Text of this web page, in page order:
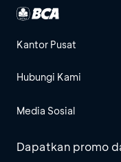
Kantor Pusat
Hubungi Kami
Media Sosial
Dapatkan promo